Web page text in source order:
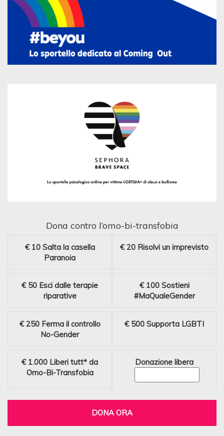
Dona contro l’omo-bi-transfobia
€ 10 Salta la casella
Paranoia
€ 20 Risolvi un imprevisto
€ 50 Esci dalle terapie
riparative
€ 100 Sostieni
#MaQualeGender
€ 250 Ferma il controllo
No-Gender
€ 500 Supporta LGBTI
€ 1.000 Liberi tutt* da
Omo-Bi-Transfobia
Donazione libera
DONA ORA